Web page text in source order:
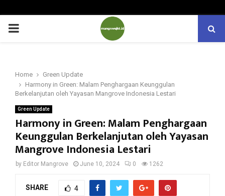
PRIMARY
Home
Green Update
Harmony in Green: Malam Penghargaan Keunggulan
Berkelanjutan oleh Yayasan Mangrove Indonesia Lestari
Green Update
Harmony in Green: Malam Penghargaan
Keunggulan Berkelanjutan oleh Yayasan
Mangrove Indonesia Lestari
by Editor Mangrove June 10, 2024 0 1262
SHARE 4